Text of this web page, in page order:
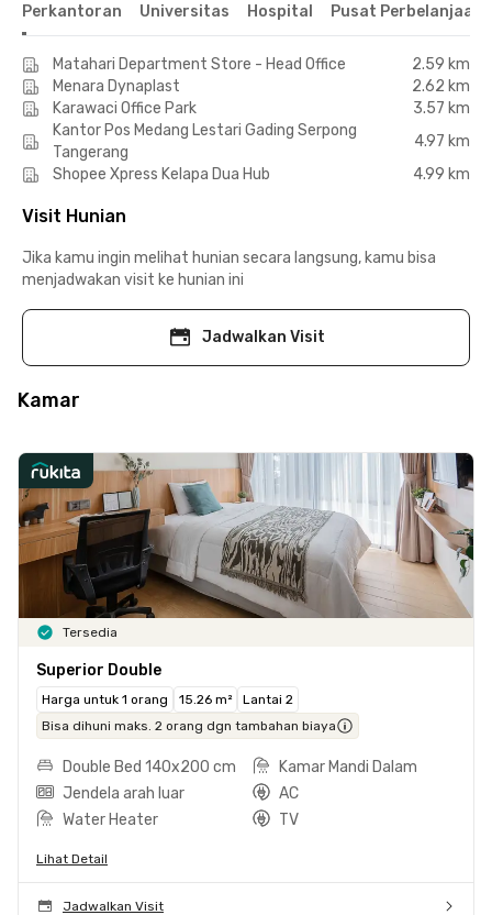
Perkantoran Universitas Hospital Pusat Perbelanjaan
Matahari Department Store - Head Office
2.59 km
Menara Dynaplast
2.62 km
Karawaci Office Park
3.57 km
Kantor Pos Medang Lestari Gading Serpong
Tangerang
4.97 km
Shopee Xpress Kelapa Dua Hub
4.99 km
Visit Hunian
Jika kamu ingin melihat hunian secara langsung, kamu bisa
menjadwakan visit ke hunian ini
Jadwalkan Visit
Kamar
Tersedia
Superior Double
Harga untuk 1 orang 15.26 m²
Lantai 2
Bisa dihuni maks. 2 orang dgn tambahan biaya
Double Bed 140x200 cm
Kamar Mandi Dalam
Jendela arah luar
AC
Water Heater
TV
Lihat Detail
Jadwalkan Visit